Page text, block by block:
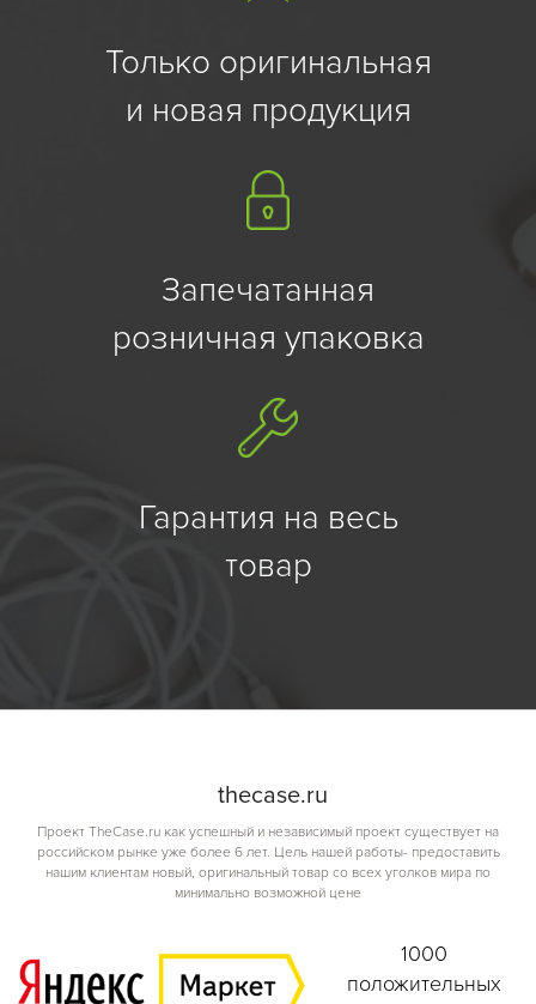
Только оригинальная
и новая продукция
Запечатанная
розничная упаковка
Гарантия на весь
товар
thecase.ru
Проект TheCase.ru как успешный и независимый проект существует на
российском рынке уже более 6 лет. Цель нашей работы- предоставить
нашим клиентам новый, оригинальный товар со всех уголков мира по
минимально возможной цене
1000
положительных